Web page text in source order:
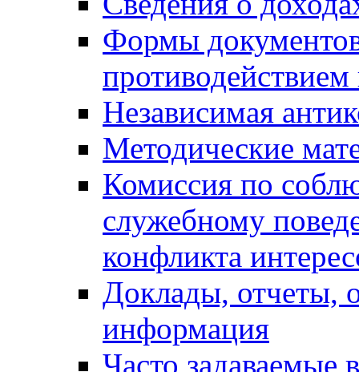
Формы
Независимая
Методические
Комиссия по
служебному
конфликта
Доклады, отчеты,
информация
Часто задаваемые